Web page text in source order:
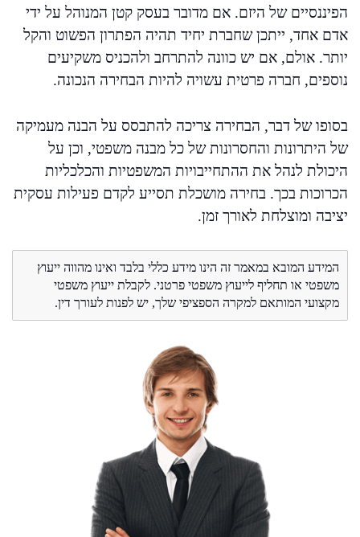
הפיננסיים של היזם. אם מדובר בעסק קטן המנוהל על ידי
אדם אחד, ייתכן שחברת יחיד תהיה הפתרון הפשוט והקל
יותר. אולם, אם יש כוונה להתרחב ולהכניס משקיעים
נוספים, חברה פרטית עשויה להיות הבחירה הנכונה.
בסופו של דבר, הבחירה צריכה להתבסס על הבנה מעמיקה
של היתרונות והחסרונות של כל מבנה משפטי, וכן על
היכולת לנהל את ההתחייבויות המשפטיות והכלכליות
הכרוכות בכך. בחירה מושכלת תסייע לקדם פעילות עסקית
יציבה ומוצלחת לאורך זמן.
המידע המובא במאמר זה הינו מידע כללי בלבד ואינו מהווה ייעוץ
משפטי או תחליף לייעוץ משפטי פרטני. לקבלת ייעוץ משפטי
מקצועי המותאם למקרה הספציפי שלך, יש לפנות לעורך דין.